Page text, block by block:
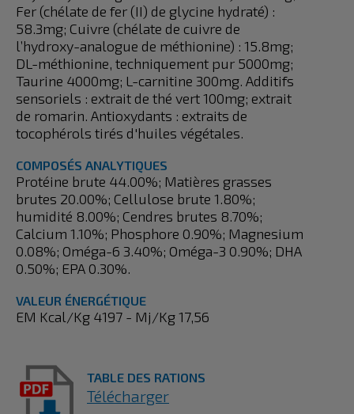
Fer (chélate de fer (II) de glycine hydraté) :
58.3mg; Cuivre (chélate de cuivre de
l’hydroxy-analogue de méthionine) : 15.8mg;
DL-méthionine, techniquement pur 5000mg;
Taurine 4000mg; L-carnitine 300mg. Additifs
sensoriels : extrait de thé vert 100mg; extrait
de romarin. Antioxydants : extraits de
tocophérols tirés d'huiles végétales.
COMPOSÉS ANALYTIQUES
Protéine brute 44.00%; Matières grasses
brutes 20.00%; Cellulose brute 1.80%;
humidité 8.00%; Cendres brutes 8.70%;
Calcium 1.10%; Phosphore 0.90%; Magnesium
0.08%; Oméga-6 3.40%; Oméga-3 0.90%; DHA
0.50%; EPA 0.30%.
VALEUR ÉNERGÉTIQUE
EM Kcal/Kg 4197 - Mj/Kg 17,56
TABLE DES RATIONS
Télécharger